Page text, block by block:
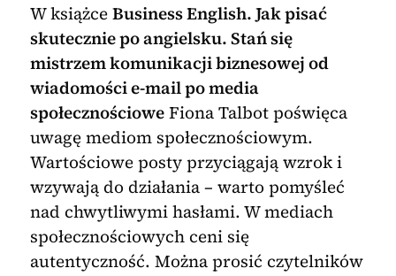
W książceBusiness English. Jak pisać
skutecznie po angielsku. Stań się
mistrzem komunikacji biznesowej od
wiadomości e-mail po media
społecznościoweFiona Talbot poświęca
uwagę mediom społecznościowym.
Wartościowe posty przyciągają wzrok i
wzywają do działania – warto pomyśleć
nad chwytliwymi hasłami. W mediach
społecznościowych ceni się
autentyczność. Można prosić czytelników